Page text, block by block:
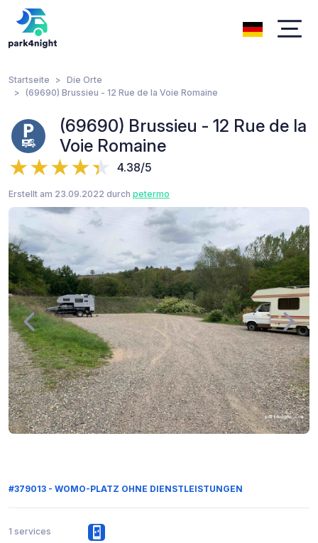
Startseite
Die Orte
(69690) Brussieu - 12 Rue de la Voie Romaine
(69690) Brussieu - 12 Rue de la
Voie Romaine
4.38/5
Erstellt am 23.09.2022 durch petermo
#379013 - WOMO-PLATZ OHNE DIENSTLEISTUNGEN
1 services